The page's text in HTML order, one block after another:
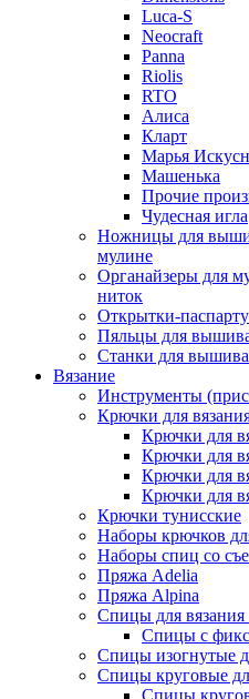
Luca-S
Neocraft
Panna
Riolis
RTO
Алиса
Кларт
Марья
Машенька
Прочие
Чудесная игла
Ножницы для
мулине
Органайзеры для
ниток
Открытки-паспарту
Пяльцы для
Станки для
Вязание
Инструменты
Крючки для
Крючки для
Крючки для
Крючки для
Крючки для
Крючки тунисские
Наборы крючков
Наборы спиц со
Пряжа Adelia
Пряжа Alpina
Спицы для вязания
Спицы с
Спицы изогнутые
Спицы круговые
Спицы